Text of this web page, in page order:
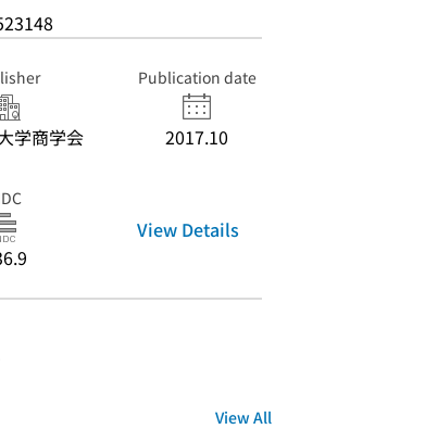
学商学会
Publication date
2017.10
View Details
View All